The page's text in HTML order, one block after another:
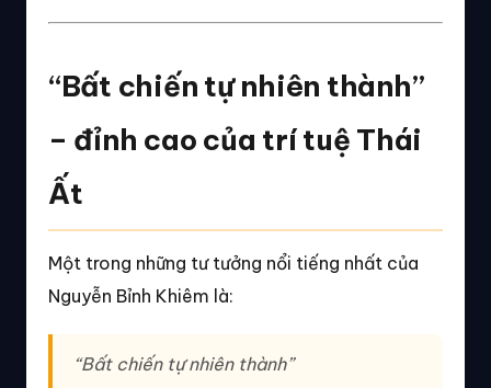
“Bất chiến tự nhiên thành”
– đỉnh cao của trí tuệ Thái
Ất
Một trong những tư tưởng nổi tiếng nhất của
Nguyễn Bỉnh Khiêm là:
“Bất chiến tự nhiên thành”